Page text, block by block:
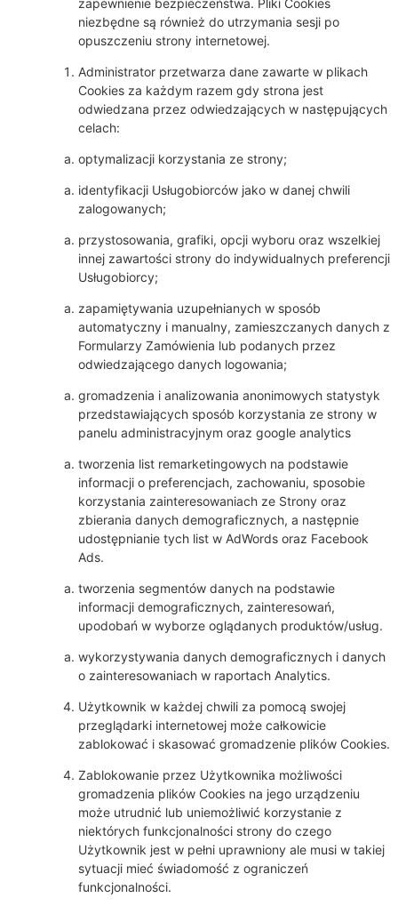
zapewnienie bezpieczeństwa. Pliki Cookies
niezbędne są również do utrzymania sesji po
opuszczeniu strony internetowej.
Administrator przetwarza dane zawarte w plikach
Cookies za każdym razem gdy strona jest
odwiedzana przez odwiedzających w następujących
celach:
optymalizacji korzystania ze strony;
identyfikacji Usługobiorców jako w danej chwili
zalogowanych;
przystosowania, grafiki, opcji wyboru oraz wszelkiej
innej zawartości strony do indywidualnych preferencji
Usługobiorcy;
zapamiętywania uzupełnianych w sposób
automatyczny i manualny, zamieszczanych danych z
Formularzy Zamówienia lub podanych przez
odwiedzającego danych logowania;
gromadzenia i analizowania anonimowych statystyk
przedstawiających sposób korzystania ze strony w
panelu administracyjnym oraz google analytics
tworzenia list remarketingowych na podstawie
informacji o preferencjach, zachowaniu, sposobie
korzystania zainteresowaniach ze Strony oraz
zbierania danych demograficznych, a następnie
udostępnianie tych list w AdWords oraz Facebook
Ads.
tworzenia segmentów danych na podstawie
informacji demograficznych, zainteresowań,
upodobań w wyborze oglądanych produktów/usług.
wykorzystywania danych demograficznych i danych
o zainteresowaniach w raportach Analytics.
Użytkownik w każdej chwili za pomocą swojej
przeglądarki internetowej może całkowicie
zablokować i skasować gromadzenie plików Cookies.
Zablokowanie przez Użytkownika możliwości
gromadzenia plików Cookies na jego urządzeniu
może utrudnić lub uniemożliwić korzystanie z
niektórych funkcjonalności strony do czego
Użytkownik jest w pełni uprawniony ale musi w takiej
sytuacji mieć świadomość z ograniczeń
funkcjonalności.